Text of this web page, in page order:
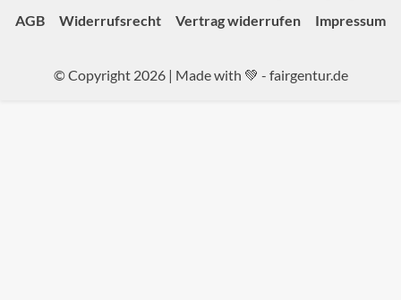
AGB
Widerrufsrecht Vertrag widerrufen Impressum
© Copyright 2026 | Made with 💚 - fairgentur.de